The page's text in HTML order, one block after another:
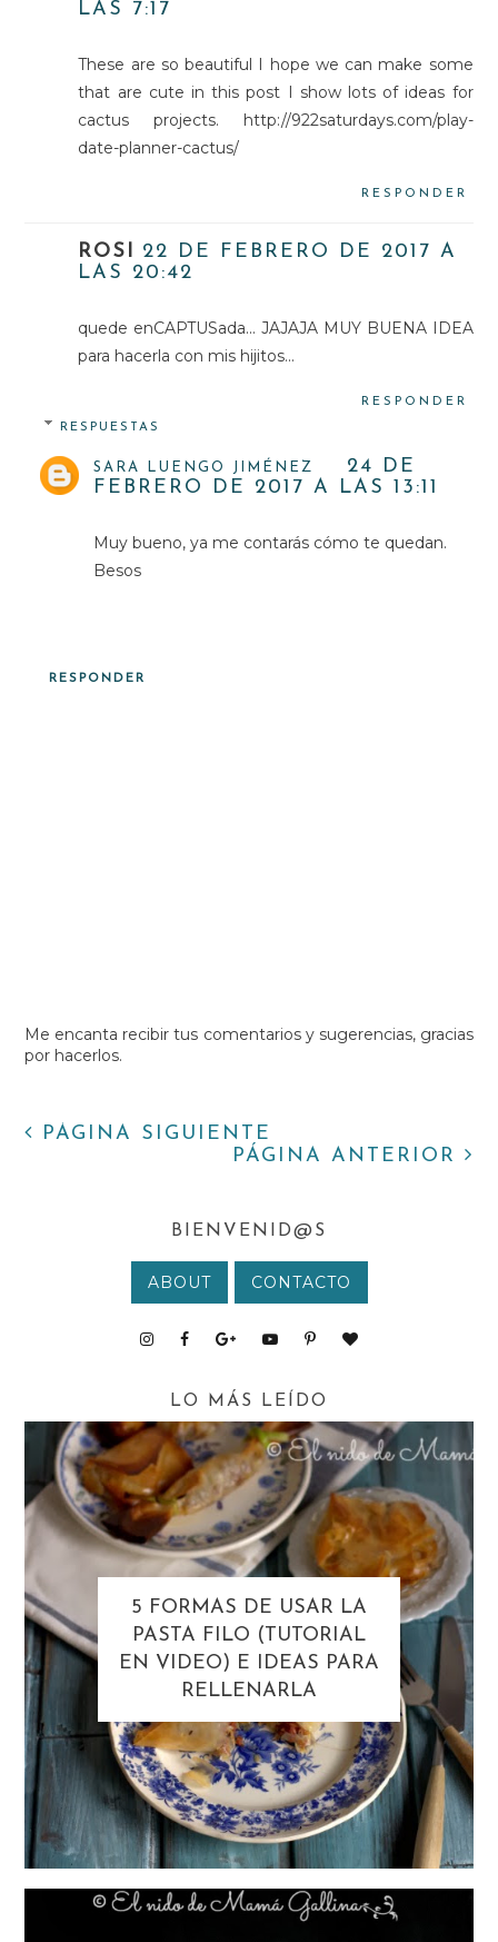
LAS 7:17
These are so beautiful I hope we can make some
that are cute in this post I show lots of ideas for
cactus projects. http://922saturdays.com/play-
date-planner-cactus/
RESPONDER
ROSI 22 DE FEBRERO DE 2017 A
LAS 20:42
quede enCAPTUSada... JAJAJA MUY BUENA IDEA
para hacerla con mis hijitos...
RESPONDER
RESPUESTAS
SARA LUENGO JIMÉNEZ
24 DE
FEBRERO DE 2017 A LAS 13:11
Muy bueno, ya me contarás cómo te quedan.
Besos
RESPONDER
Me encanta recibir tus comentarios y sugerencias, gracias
por hacerlos.
PÁGINA SIGUIENTE
PÁGINA ANTERIOR
BIENVENID@S
ABOUT CONTACTO
LO MÁS LEÍDO
5 FORMAS DE USAR LA
PASTA FILO (TUTORIAL
EN VIDEO) E IDEAS PARA
RELLENARLA